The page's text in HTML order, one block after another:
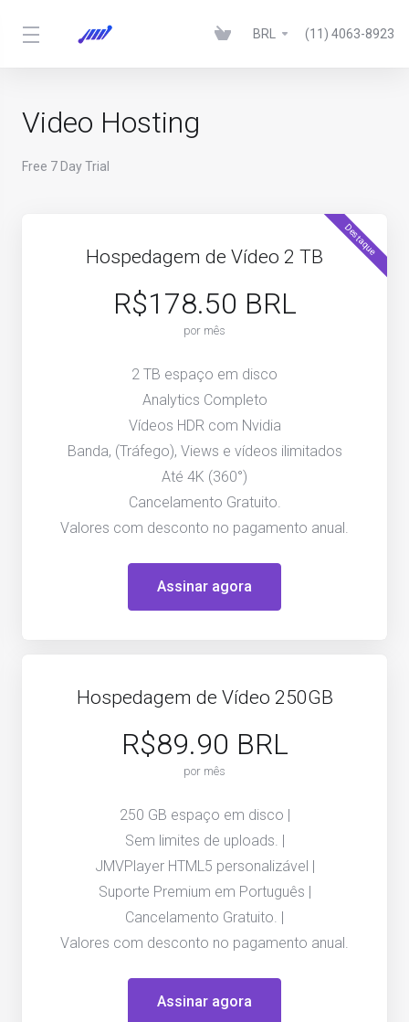
BRL (11) 4063-8923
Video Hosting
Free 7 Day Trial
Destaque
Hospedagem de Vídeo 2 TB
R$178.50 BRL
por mês
2 TB espaço em disco
Analytics Completo
Vídeos HDR com Nvidia
Banda, (Tráfego), Views e vídeos ilimitados
Até 4K (360°)
Cancelamento Gratuito.
Valores com desconto no pagamento anual.
Assinar agora
Hospedagem de Vídeo 250GB
R$89.90 BRL
por mês
250 GB espaço em disco |
Sem limites de uploads. |
JMVPlayer HTML5 personalizável |
Suporte Premium em Português |
Cancelamento Gratuito. |
Valores com desconto no pagamento anual.
Assinar agora